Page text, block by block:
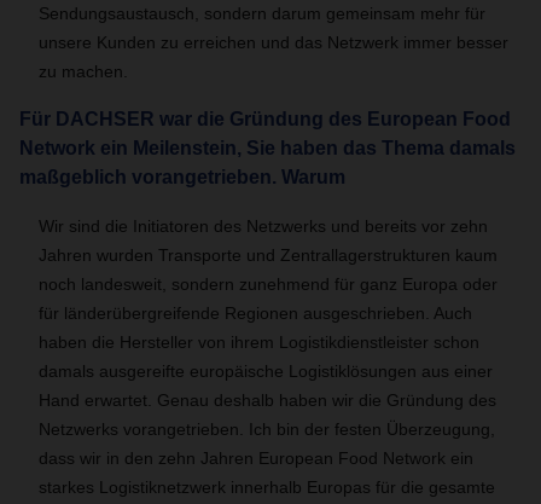
Sendungsaustausch, sondern darum gemeinsam mehr für
unsere Kunden zu erreichen und das Netzwerk immer besser
zu machen.
Für DACHSER war die Gründung des European Food
Network ein Meilenstein, Sie haben das Thema damals
maßgeblich vorangetrieben. Warum
Wir sind die Initiatoren des Netzwerks und bereits vor zehn
Jahren wurden Transporte und Zentrallagerstrukturen kaum
noch landesweit, sondern zunehmend für ganz Europa oder
für länderübergreifende Regionen ausgeschrieben. Auch
haben die Hersteller von ihrem Logistikdienstleister schon
damals ausgereifte europäische Logistiklösungen aus einer
Hand erwartet. Genau deshalb haben wir die Gründung des
Netzwerks vorangetrieben. Ich bin der festen Überzeugung,
dass wir in den zehn Jahren European Food Network ein
starkes Logistiknetzwerk innerhalb Europas für die gesamte